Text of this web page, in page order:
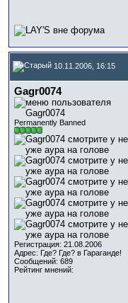
10.11.2006, 16:15
Gagr0074
Permanently Banned
Регистрация: 21.08.2006
Адрес: Где? Где? в Гараганде!
Сообщений: 689
Рейтинг мнений: